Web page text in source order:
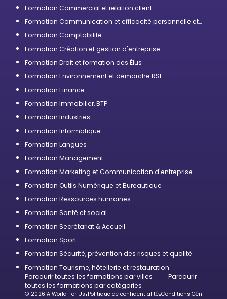
Formation Commercial et relation client
Formation Communication et efficacité personnelle et
Formation Comptabilité
Formation Création et gestion d'entreprise
Formation Droit et formation des Élus
Formation Environnement et démarche RSE
Formation Finance
Formation Immobilier, BTP
Formation Industries
Formation Informatique
Formation Langues
Formation Management
Formation Marketing et Communication d'entreprise
Formation Outils Numérique et Bureautique
Formation Ressources humaines
Formation Santé et social
Formation Secrétariat & Accueil
Formation Sport
Formation Sécurité, prévention des risques et qualité
Formation Tourisme, hôtellerie et restauration
Parcourir toutes les formations par villes
Parcourir
toutes les formations par catégories
© 2026 A World For Us•Politique de confidentialité•Conditions Générales